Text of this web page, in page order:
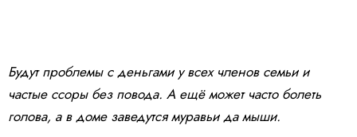
Будут проблемы с деньгами у всех членов семьи и
частые ссоры без повода. А ещё может часто болеть
голова, а в доме заведутся муравьи да мыши.